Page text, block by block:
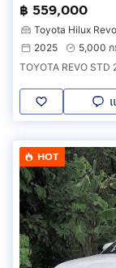
฿ 559,000
Toyota Hilux
2025
5,000
HOT